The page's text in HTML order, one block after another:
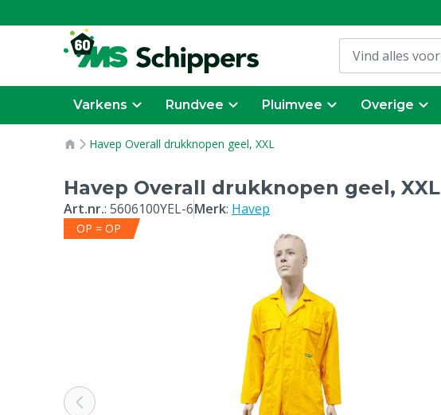
Varkens Rundvee Pluimvee Overige
Havep Overall drukknopen geel, XXL
Havep Overall drukknopen geel, XXL
Art.nr.: 5606100YEL-6Merk: Havep
OP = OP